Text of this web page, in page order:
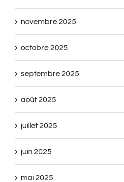
novembre 2025
octobre 2025
septembre 2025
août 2025
juillet 2025
juin 2025
mai 2025